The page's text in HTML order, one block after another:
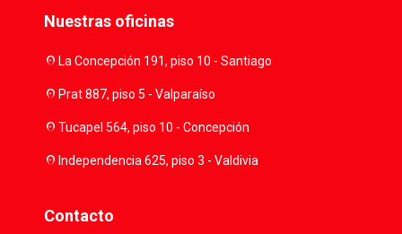
Nuestras oficinas
location_onLa Concepción 191, piso 10 - Santiago
location_onPrat 887, piso 5 - Valparaíso
location_onTucapel 564, piso 10 - Concepción
location_onIndependencia 625, piso 3 - Valdivia
Contacto